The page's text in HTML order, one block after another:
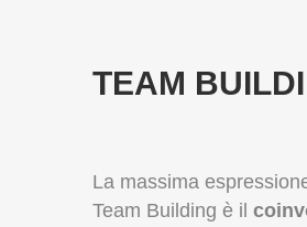
TEAM
La massima
Team Building è il